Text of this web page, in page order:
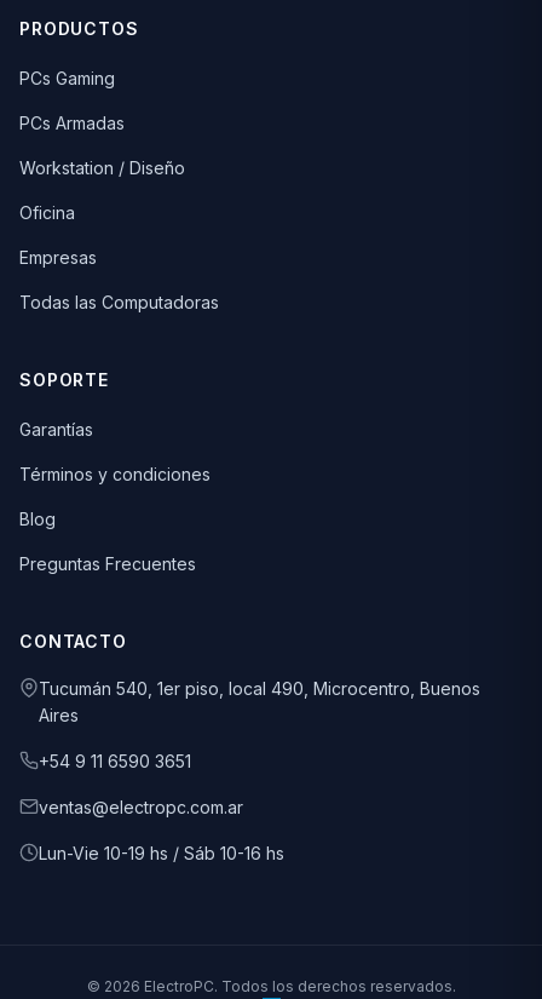
PRODUCTOS
PCs Gaming
PCs Armadas
Workstation / Diseño
Oficina
Empresas
Todas las Computadoras
SOPORTE
Garantías
Términos y condiciones
Blog
Preguntas Frecuentes
CONTACTO
Tucumán 540, 1er piso, local 490, Microcentro, Buenos
Aires
+54 9 11 6590 3651
ventas@electropc.com.ar
Lun-Vie 10-19 hs / Sáb 10-16 hs
© 2026 ElectroPC. Todos los derechos reservados.